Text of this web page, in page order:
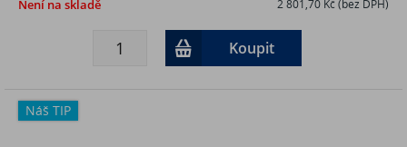
2 801,70 Kč (bez DPH)
Není na skladě
Koupit
Náš TIP